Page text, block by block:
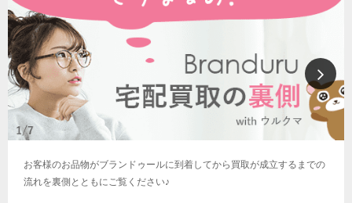
お客様のお品物がブランドゥールに到着してから買取が成立するまでの
流れを裏側とともにご覧ください♪